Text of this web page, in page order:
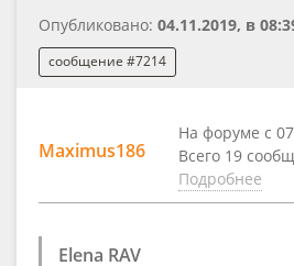
Опубликовано: 04.11.2019, в
сообщение #7214
Maximus186
На форуме с
Всего 19
Подробнее
Elena RAV